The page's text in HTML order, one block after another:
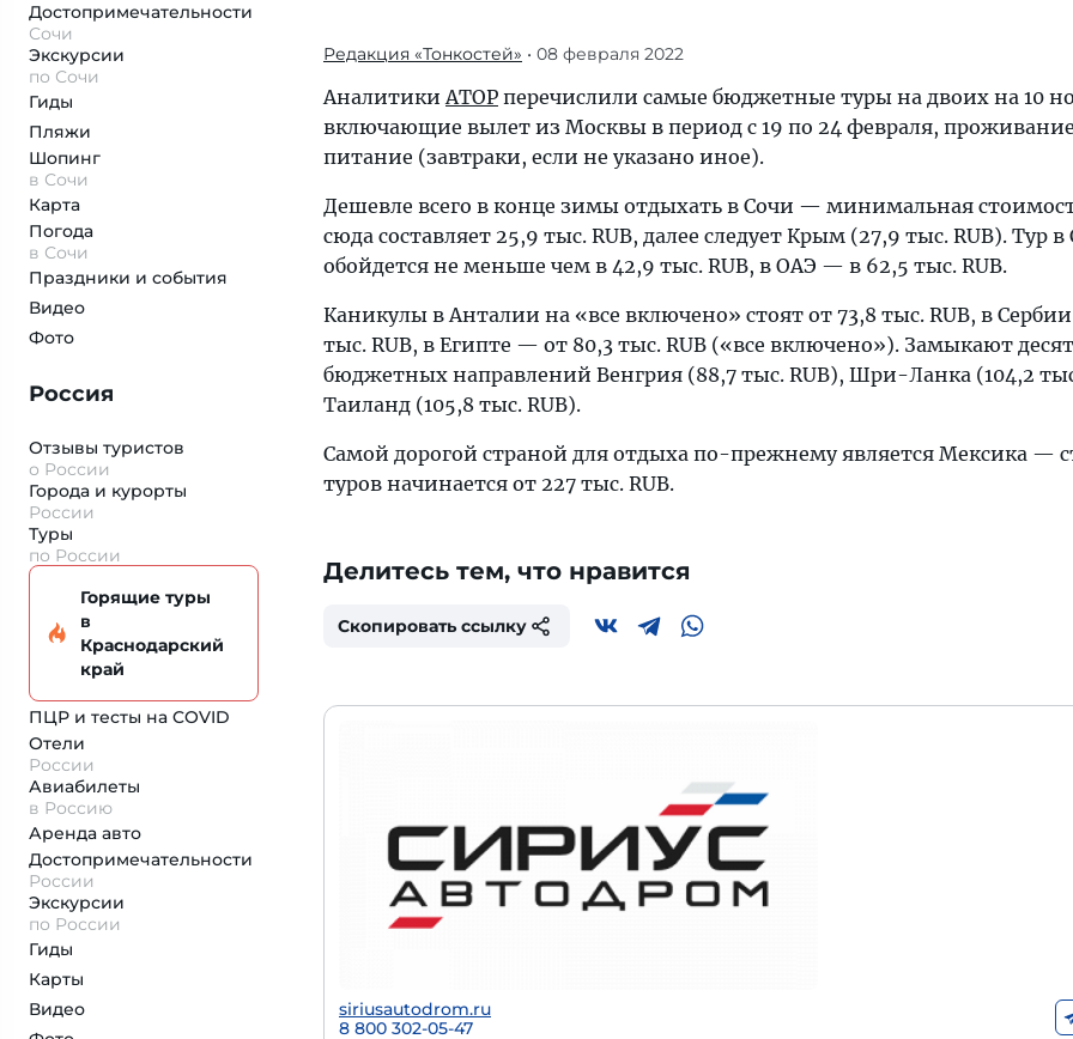
Достопримеча­тельности
Сочи
Экскурсии
по Сочи
Гиды
Пляжи
Шопинг
в Сочи
Карта
Погода
в Сочи
Праздники и события
Видео
Фото
Россия
Отзывы туристов
о России
Города и курорты
России
Туры
по России
Горящие туры
в
Краснодарский
край
ПЦР и тесты на COVID
Отели
России
Авиабилеты
в Россию
Аренда авто
Достопримеча­тельности
России
Экскурсии
по России
Гиды
Карты
Видео
Редакция «Тонкостей» • 08 февраля 2022
АналитикиАТОР перечислили самые бюджетные туры на двоих на 10
включающие вылет из Москвы в период с 19 по 24 февраля,
питание (завтраки, если не указано иное).
Дешевле всего в конце зимы отдыхать в Сочи — минимальная
сюда составляет 25,9 тыс. RUB, далее следует Крым (27,9 тыс. RUB). Тур в
обойдется не меньше чем в 42,9 тыс. RUB, в ОАЭ — в 62,5 тыс. RUB.
Каникулы в Анталии на «все включено» стоят от 73,8 тыс. RUB, в
тыс. RUB, в Египте — от 80,3 тыс. RUB («все включено»). Замыкают
бюджетных направлений Венгрия (88,7 тыс. RUB), Шри-Ланка (104,2
Таиланд (105,8 тыс. RUB).
Самой дорогой страной для отдыха по-прежнему является Мексика —
туров начинается от 227 тыс. RUB.
Делитесь тем, что нравится
Скопировать ссылку
siriusautodrom.ru
8 800 302-05-47